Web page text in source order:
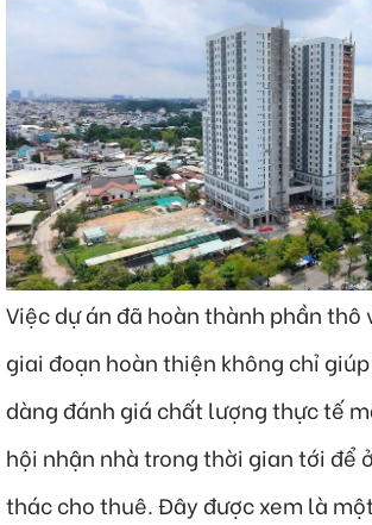
Việc dự án đã hoàn thành phần thô
giai đoạn hoàn thiện không chỉ
dàng đánh giá chất lượng thực tế
hội nhận nhà trong thời gian tới để
thác cho thuê. Đây được xem là